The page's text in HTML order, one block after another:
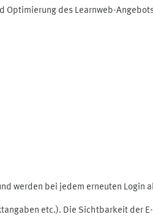
des Learnweb-
werden bei jedem erneuten Login
etc.). Die Sichtbarkeit der